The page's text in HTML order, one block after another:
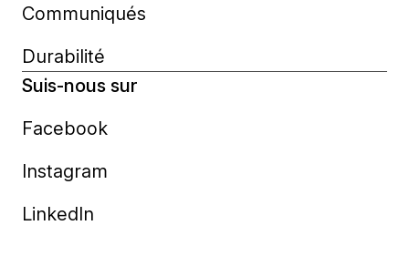
Communiqués
Durabilité
Suis-nous sur
Facebook
Instagram
LinkedIn